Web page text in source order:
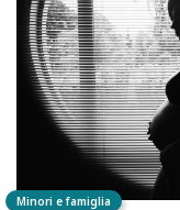
Minori e famiglia